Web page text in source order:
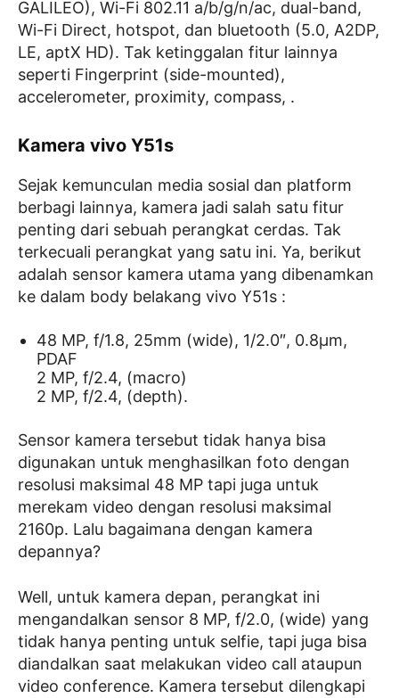
GALILEO), Wi-Fi 802.11 a/b/g/n/ac, dual-band,
Wi-Fi Direct, hotspot, dan bluetooth (5.0, A2DP,
LE, aptX HD). Tak ketinggalan fitur lainnya
seperti Fingerprint (side-mounted),
accelerometer, proximity, compass, .
Kamera vivo Y51s
Sejak kemunculan media sosial dan platform
berbagi lainnya, kamera jadi salah satu fitur
penting dari sebuah perangkat cerdas. Tak
terkecuali perangkat yang satu ini. Ya, berikut
adalah sensor kamera utama yang dibenamkan
ke dalam body belakang vivo Y51s :
48 MP, f/1.8, 25mm (wide), 1/2.0″, 0.8µm,
PDAF
2 MP, f/2.4, (macro)
2 MP, f/2.4, (depth).
Sensor kamera tersebut tidak hanya bisa
digunakan untuk menghasilkan foto dengan
resolusi maksimal 48 MP tapi juga untuk
merekam video dengan resolusi maksimal
2160p. Lalu bagaimana dengan kamera
depannya?
Well, untuk kamera depan, perangkat ini
mengandalkan sensor 8 MP, f/2.0, (wide) yang
tidak hanya penting untuk selfie, tapi juga bisa
diandalkan saat melakukan video call ataupun
video conference. Kamera tersebut dilengkapi